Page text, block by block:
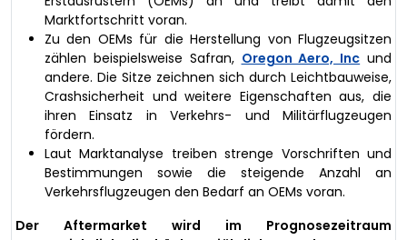
Marktfortschritt voran.
Zu den OEMs für die Herstellung von Flugzeugsitzen
zählen beispielsweise Safran, Oregon Aero, Inc und
andere. Die Sitze zeichnen sich durch Leichtbauweise,
Crashsicherheit und weitere Eigenschaften aus, die
ihren Einsatz in Verkehrs- und Militärflugzeugen
fördern.
Laut Marktanalyse treiben strenge Vorschriften und
Bestimmungen sowie die steigende Anzahl an
Verkehrsflugzeugen den Bedarf an OEMs voran.
Der Aftermarket wird im Prognosezeitraum